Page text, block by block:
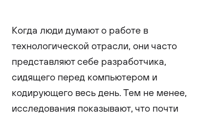
Когда люди думают о работе в
технологической отрасли, они часто
представляют себе разработчика,
сидящего перед компьютером и
кодирующего весь день. Тем не менее,
исследования показывают, что почти